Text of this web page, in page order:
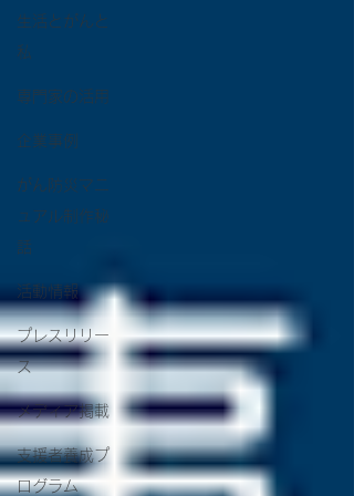
生活とがんと
私
専門家の活用
企業事例
がん防災マニ
ュアル制作秘
話
活動情報
プレスリリー
ス
メディア掲載
支援者養成プ
ログラム